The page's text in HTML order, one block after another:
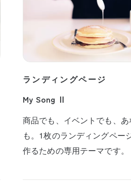
ランディングページ
My Song Ⅱ
商品でも、イベントでも、
も。1枚のランディングペー
作るための専用テーマです。